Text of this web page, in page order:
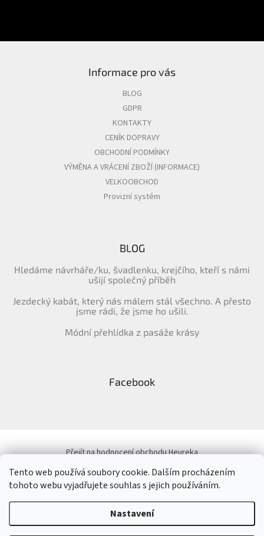
Tento web používá soubory cookie. Dalším procházením
tohoto webu vyjadřujete souhlas s jejich používáním.
Nastavení
Informace pro vás
BLOG
GDPR
KONTAKTY
CENÍK DOPRAVY
OBCHODNÍ PODMÍNKY
VÝMĚNA A VRÁCENÍ ZBOŽÍ (INFORMACE)
VELKOOBCHOD
Provizní systém
BLOG
Hledáme návrháře/ku, švadlenku, krejčího, kteří s námi
ušijí společný příběh
Jezdecký kabát, který nás málem stál všechno. A přesto
jsme rádi, že jsme ho ušili.
Módní přehlídka z pasáže krásy
Facebook
Přejít na hodnocení obchodu Heureka
Vytvořil Shoptet &